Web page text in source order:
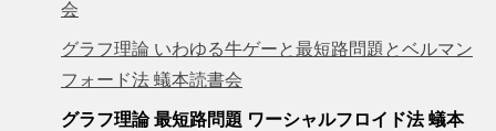
会
グラフ理論 いわゆる牛ゲーと最短路問題とベルマン
フォード法 蟻本読書会
グラフ理論 最短路問題 ワーシャルフロイド法 蟻本